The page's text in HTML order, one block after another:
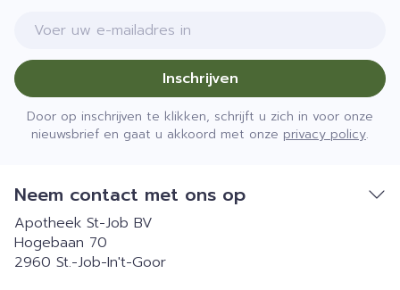
E-mail adres
Inschrijven
Door op inschrijven te klikken, schrijft u zich in voor onze
nieuwsbrief en gaat u akkoord met onze privacy policy.
Neem contact met ons op
Apotheek St-Job BV
Hogebaan 70
2960 St.-Job-In't-Goor